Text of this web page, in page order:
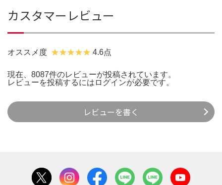
カスタマーレビュー
オススメ度 4.6点
現在、8087件のレビューが投稿されています。
レビューを投稿するには ログインが必要です。
レビューを書く